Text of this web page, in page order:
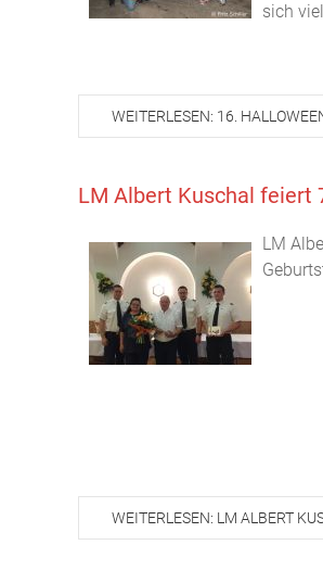
sich
WEITERLESEN: 16.
LM Albert Kuschal feiert
LM
WEITERLESEN: LM ALBERT